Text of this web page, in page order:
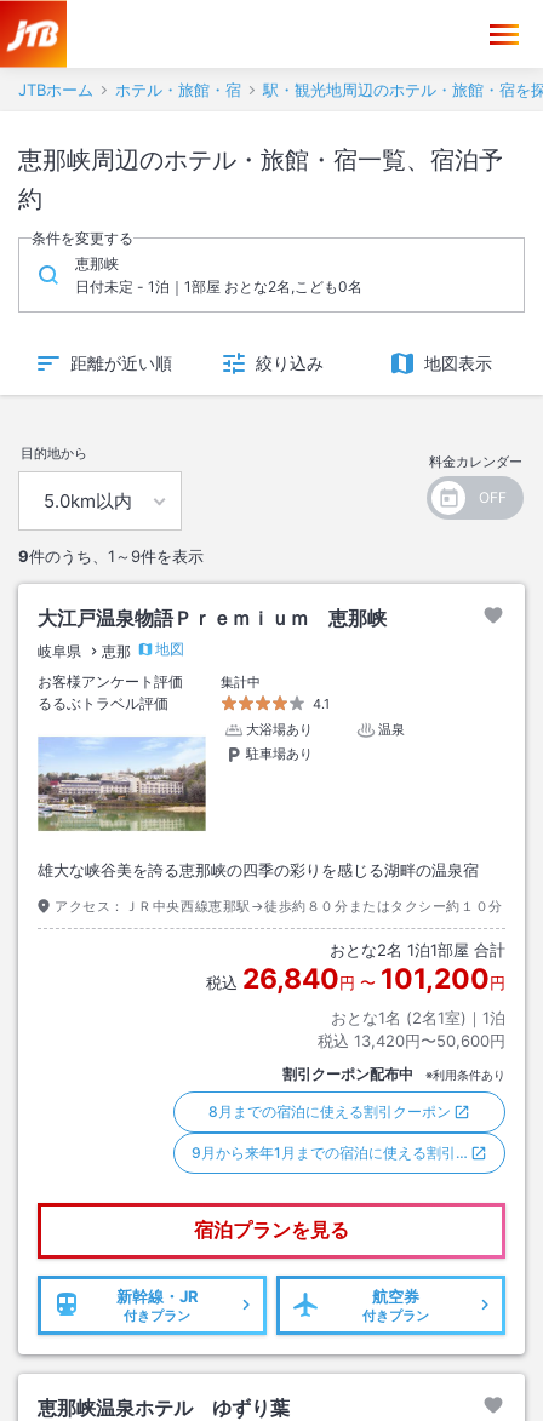
JTBホーム ホテル・旅館・宿 駅・観光地周辺のホテル・旅館・宿を
恵那峡周辺のホテル・旅館・宿一覧、宿泊予
約
条件を変更する
恵那峡
日付未定 - 1泊｜1部屋 おとな2名,こども0名
距離が近い順 絞り込み 地図表示
目的地から 料金カレンダー
9件のうち、 1～9件を表示
大江戸温泉物語Ｐｒｅｍｉｕｍ 恵那峡
岐阜県 恵那
地図
お客様アンケート評価
集計中
るるぶトラベル評価
4.1
大浴場あり
温泉
駐車場あり
雄大な峡谷美を誇る恵那峡の四季の彩りを感じる湖畔の温泉宿
アクセス： ＪＲ中央西線恵那駅→徒歩約８０分またはタクシー約１０分
おとな2名 1泊1部屋 合計
税込 26,840円 〜 101,200円
おとな1名 (2名1室)｜ 1泊
税込 13,420円〜50,600円
割引クーポン配布中 ※利用条件あり
8月までの宿泊に使える割引クーポン
9月から来年1月までの宿泊に使える割引…
宿泊プランを見る
新幹線・JR
付きプラン
航空券
付きプラン
恵那峡温泉ホテル ゆずり葉